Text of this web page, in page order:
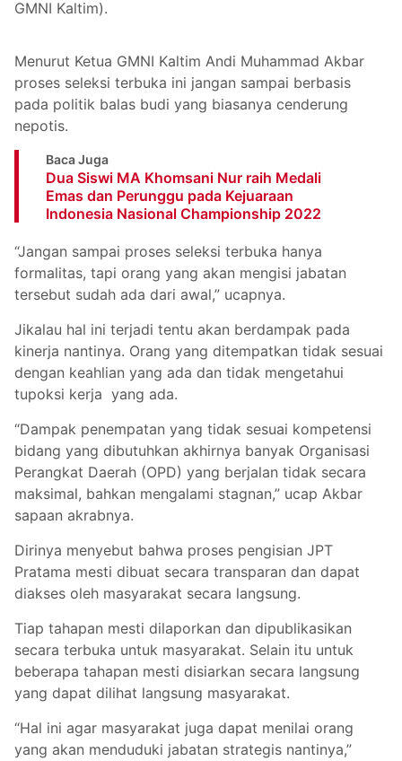
GMNI Kaltim).
Menurut Ketua GMNI Kaltim Andi Muhammad Akbar
proses seleksi terbuka ini jangan sampai berbasis
pada politik balas budi yang biasanya cenderung
nepotis.
Baca Juga
Dua Siswi MA Khomsani Nur raih Medali
Emas dan Perunggu pada Kejuaraan
Indonesia Nasional Championship 2022
“Jangan sampai proses seleksi terbuka hanya
formalitas, tapi orang yang akan mengisi jabatan
tersebut sudah ada dari awal,” ucapnya.
Jikalau hal ini terjadi tentu akan berdampak pada
kinerja nantinya. Orang yang ditempatkan tidak sesuai
dengan keahlian yang ada dan tidak mengetahui
tupoksi kerja yang ada.
“Dampak penempatan yang tidak sesuai kompetensi
bidang yang dibutuhkan akhirnya banyak Organisasi
Perangkat Daerah (OPD) yang berjalan tidak secara
maksimal, bahkan mengalami stagnan,” ucap Akbar
sapaan akrabnya.
Dirinya menyebut bahwa proses pengisian JPT
Pratama mesti dibuat secara transparan dan dapat
diakses oleh masyarakat secara langsung.
Tiap tahapan mesti dilaporkan dan dipublikasikan
secara terbuka untuk masyarakat. Selain itu untuk
beberapa tahapan mesti disiarkan secara langsung
yang dapat dilihat langsung masyarakat.
“Hal ini agar masyarakat juga dapat menilai orang
yang akan menduduki jabatan strategis nantinya,”